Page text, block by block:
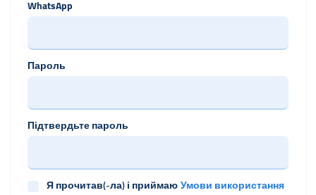
WhatsApp
Пароль
Підтвердьте пароль
Я прочитав(-ла) і приймаюУмови використання